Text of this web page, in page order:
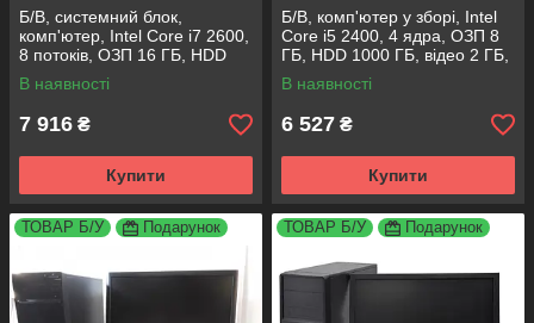
Б/В, cистемний блок,
комп'ютер, Intel Core i7 2600,
8 потоків, ОЗП 16 ГБ, HDD
500 ГБ, відео 2 ГБ, монітор
19"
В наявності
7 916 ₴
Купити
Б/В, комп'ютер у зборі, Intel
Core i5 2400, 4 ядра, ОЗП 8
ГБ, HDD 1000 ГБ, відео 2 ГБ,
монітор 19"
В наявності
6 527 ₴
Купити
ТОВАР Б/У Подарунок ТОВАР Б/У Подарунок